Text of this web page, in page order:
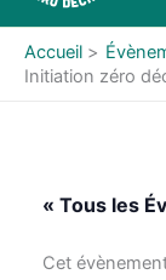
Accueil
Initiation zéro
« Tous les
Cet